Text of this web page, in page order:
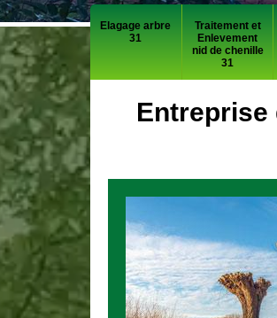
Elagage arbre
31
Traitement et
Enlevement
nid de chenille
31
Entreprise